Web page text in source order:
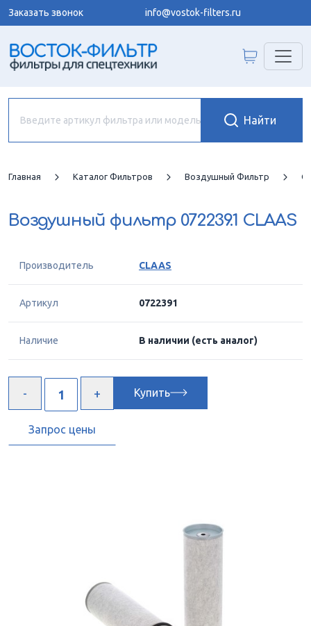
Заказать звонок info@vostok-filters.ru
Главная Каталог Фильтров Воздушный Фильтр
Воздушный фильтр 072239.1 CLAAS
Производитель CLAAS
Артикул 0722391
Наличие В наличии (есть аналог)
Купить
Запрос цены